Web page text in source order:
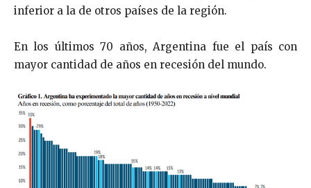
inferior a la de otros países de la región.
En los últimos 70 años, Argentina fue el país con
mayor cantidad de años en recesión del mundo.